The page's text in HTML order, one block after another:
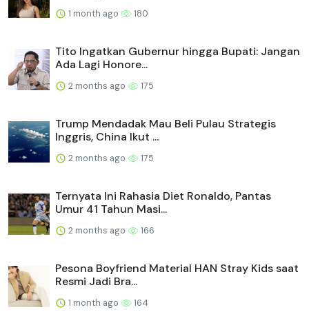
1 month ago 180
Tito Ingatkan Gubernur hingga Bupati: Jangan
Ada Lagi Honore...
2 months ago 175
Trump Mendadak Mau Beli Pulau Strategis
Inggris, China Ikut ...
2 months ago 175
Ternyata Ini Rahasia Diet Ronaldo, Pantas
Umur 41 Tahun Masi...
2 months ago 166
Pesona Boyfriend Material HAN Stray Kids saat
Resmi Jadi Bra...
1 month ago 164